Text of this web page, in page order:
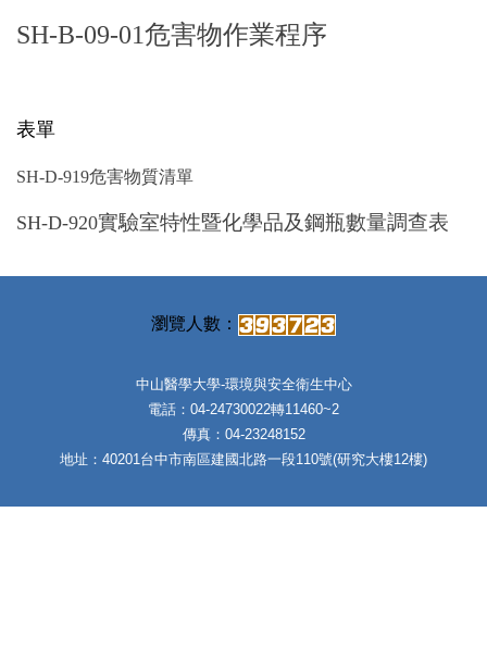
SH-B-09-01危害物作業程序
表單
SH-D-919危害物質清單
SH-D-920實驗室特性暨化學品及鋼瓶數量調查表
中山醫學大學-環境與安全衛生中心
電話：04-24730022轉11460~2
傳真：04-23248152
地址：40201台中市南區建國北路一段110號(研究大樓12樓)